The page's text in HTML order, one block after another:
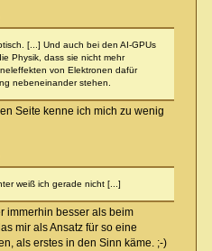
[...] Und auch bei den AI-GPUs
Physik, dass sie nicht mehr
von Elektronen dafür
nebeneinander stehen.
Seite kenne ich mich zu wenig
weiß ich gerade nicht [...]
immerhin besser als beim
mir als Ansatz für so eine
als erstes in den Sinn käme. ;-)